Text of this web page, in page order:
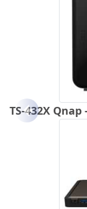
TS-432X Qnap
Anterior